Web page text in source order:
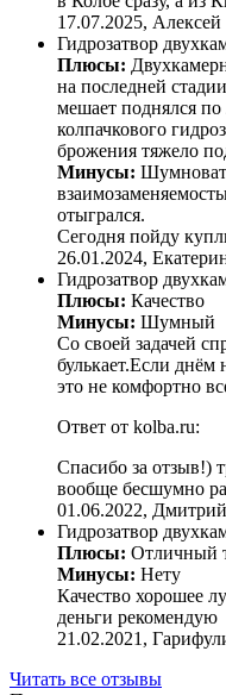
17.07.2025, Алексей
Гидрозатвор
Плюсы:
на последней
мешает поднялся
колпачкового
брожения тяжело
Минусы: Шумноват
отыгрался.
Сегодня пойду
26.01.2024,
Гидрозатвор
Плюсы: Качество
Минусы: Шумный
Со своей задачей
булькает.Если
это не комфортно
Ответ от kolba.ru:
Спасибо за отзыв!)
вообще бесшумно
01.06.2022, Дмитрий
Гидрозатвор
Плюсы: Отличный
Минусы: Нету
Качество хорошее
деньги рекомендую
21.02.2021,
Читать все отзывы